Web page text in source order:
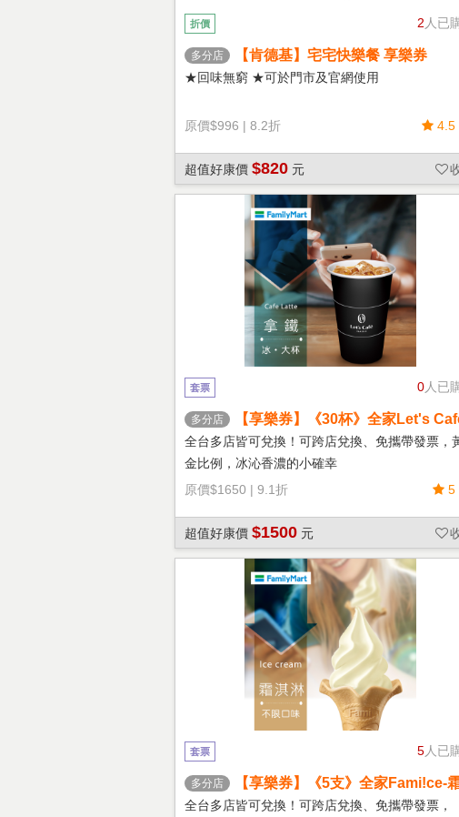
2 人已
折價
多分店 【肯德基】宅宅快樂餐 享樂券
★回味無窮 ★可於門市及官網使用
原價$996 | 8.2折 4.5
超值好康價 $820 元
0人已
套票
多分店
【享樂券】《30杯》全家Let's
冰拿鐵(大杯)
全台多店皆可兌換！可跨店兌換、免攜帶發票，
金比例，冰沁香濃的小確幸
原價$1650 | 9.1折 5
超值好康價 $1500 元
5人已
套票
多分店
【享樂券】《5支》全家Fami!ce-
淇淋(口味不限)
全台多店皆可兌換！可跨店兌換、免攜帶發票，